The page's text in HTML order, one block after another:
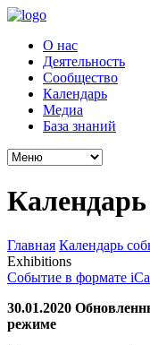
О нас
Деятельность
Сообщество
Календарь
Медиа
База знаний
Главная Календарь
Exhibitions
Событие в формате
30.01.2020
режиме